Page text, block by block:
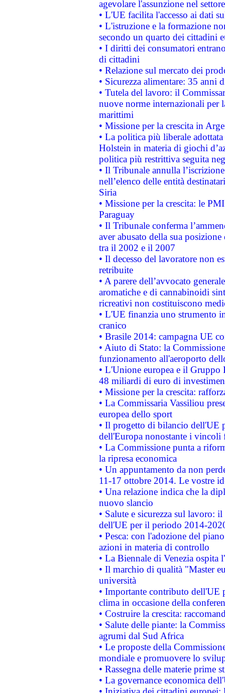
agevolare l'assunzione nel
• L'UE facilita l'accesso ai dati
• L'istruzione e la formazione
secondo un quarto dei cittadini
• I diritti dei consumatori
di cittadini
• Relazione sul mercato dei
• Sicurezza alimentare: 35 anni
• Tutela del lavoro: il
nuove norme internazionali per
marittimi
• Missione per la crescita in
• La politica più liberale
Holstein in materia di giochi
politica più restrittiva seguita
• Il Tribunale annulla
nell’elenco delle entità
Siria
• Missione per la crescita: le
Paraguay
• Il Tribunale conferma
aver abusato della sua
tra il 2002 e il 2007
• Il decesso del lavoratore non
retribuite
• A parere dell’avvocato
aromatiche e di cannabinoidi
ricreativi non costituiscono
• L'UE finanzia uno strumento
cranico
• Brasile 2014: campagna UE
• Aiuto di Stato: la
funzionamento all'aeroporto
• L'Unione europea e il
48 miliardi di euro di
• Missione per la crescita:
• La Commissaria Vassiliou
europea dello sport
• Il progetto di bilancio dell'UE
dell'Europa nonostante i vincoli
• La Commissione punta a
la ripresa economica
• Un appuntamento da non
11-17 ottobre 2014. Le vostre
• Una relazione indica che la
nuovo slancio
• Salute e sicurezza sul lavoro:
dell'UE per il periodo 2014-
• Pesca: con l'adozione del
azioni in materia di controllo
• La Biennale di Venezia ospita
• Il marchio di qualità "Master
università
• Importante contributo dell'UE
clima in occasione della
• Costruire la crescita:
• Salute delle piante: la
agrumi dal Sud Africa
• Le proposte della
mondiale e promuovere lo
• Rassegna delle materie prime
• La governance economica